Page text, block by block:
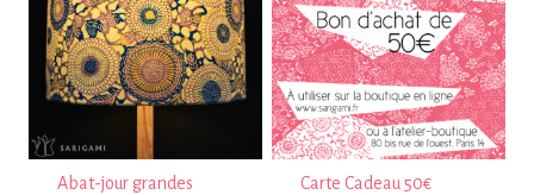
Abat-jour grandes
Carte Cadeau 50€